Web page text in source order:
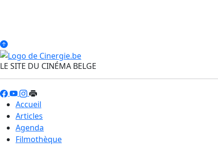
LE SITE DU CINÉMA BELGE
Accueil
Articles
Agenda
Filmothèque